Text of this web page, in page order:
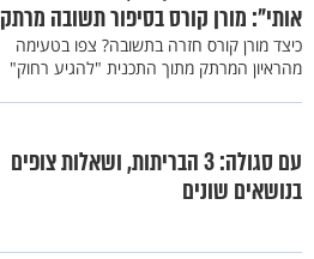
אותי": מורן קורס בסיפור תשובה מרתק
כיצד מורן קורס חזרה בתשובה? צפו בטעימה
מהראיון המרתק מתוך התכנית "להגיע רחוק"
עם סגולה: 3 הבריתות, ושאלות צופים
בנושאים שונים